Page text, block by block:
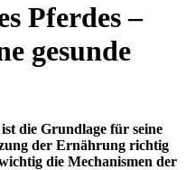
Pferdes –
gesunde
die Grundlage für seine
der Ernährung richtig
die Mechanismen der